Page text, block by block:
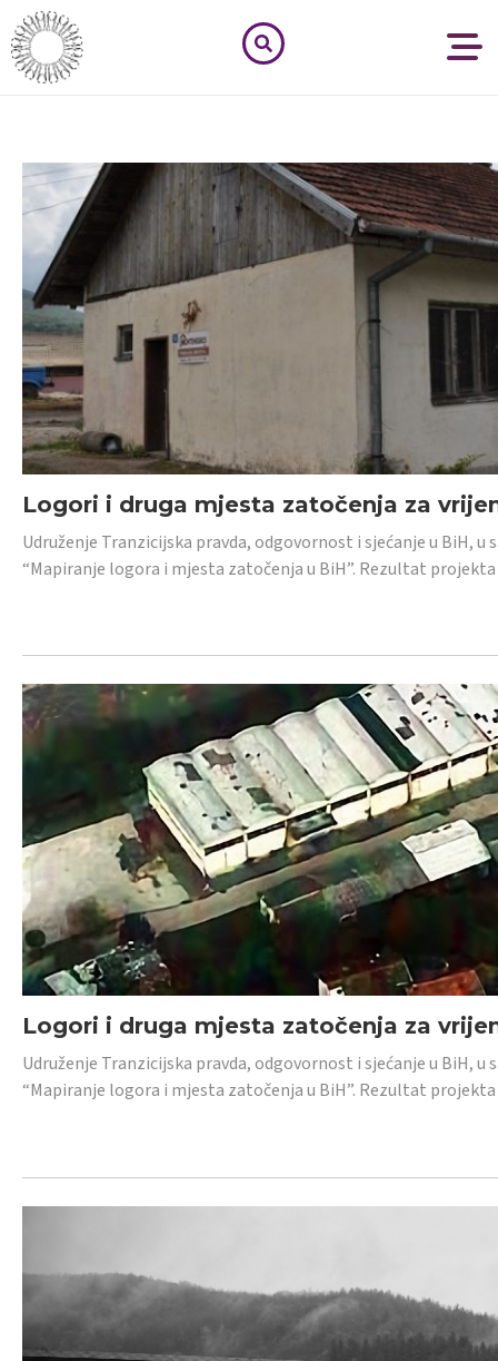
Logori i druga mjesta zatočenja za
Udruženje Tranzicijska pravda, odgovornost i sjećanje u BiH,
“Mapiranje logora i mjesta zatočenja u BiH”. Rezultat
Logori i druga mjesta zatočenja za
Udruženje Tranzicijska pravda, odgovornost i sjećanje u BiH,
“Mapiranje logora i mjesta zatočenja u BiH”. Rezultat